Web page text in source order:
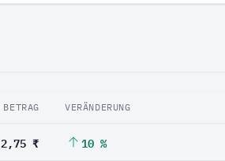
BETRAG VERÄNDERUNG
2,75 ₹ 10 %